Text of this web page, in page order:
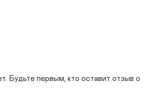
Будьте первым, кто оставит отзыв о